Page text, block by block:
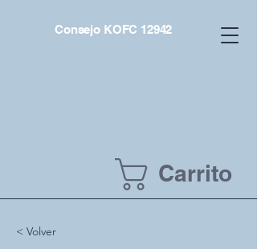
Consejo KOFC 12942
Carrito
< Volver